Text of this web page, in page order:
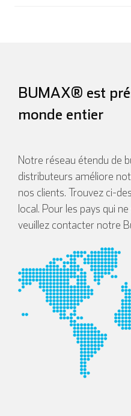
BUMAX® est
monde entier
Notre réseau étendu de
distributeurs améliore
nos clients. Trouvez ci-
local. Pour les pays qui
veuillez contacter notre